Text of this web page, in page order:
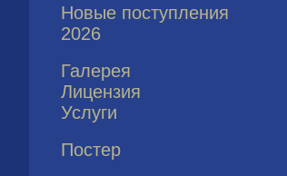
Новые поступления
2026
Галерея
Лицензия
Услуги
Постер